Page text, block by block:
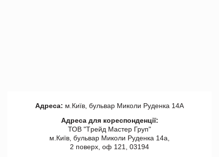
Адреса: м.Київ, бульвар Миколи Руденка 14А
Адреса для кореспонденції:
ТОВ "Tрейд Мастер Груп"
м.Київ, бульвар Миколи Руденка 14а,
2 поверх, оф 121, 03194